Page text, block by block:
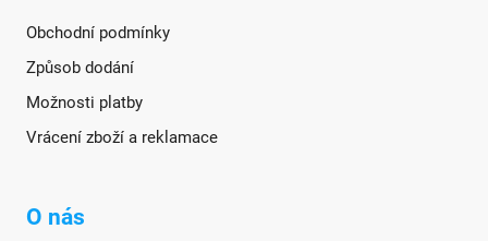
Obchodní podmínky
Způsob dodání
Možnosti platby
Vrácení zboží a reklamace
O nás